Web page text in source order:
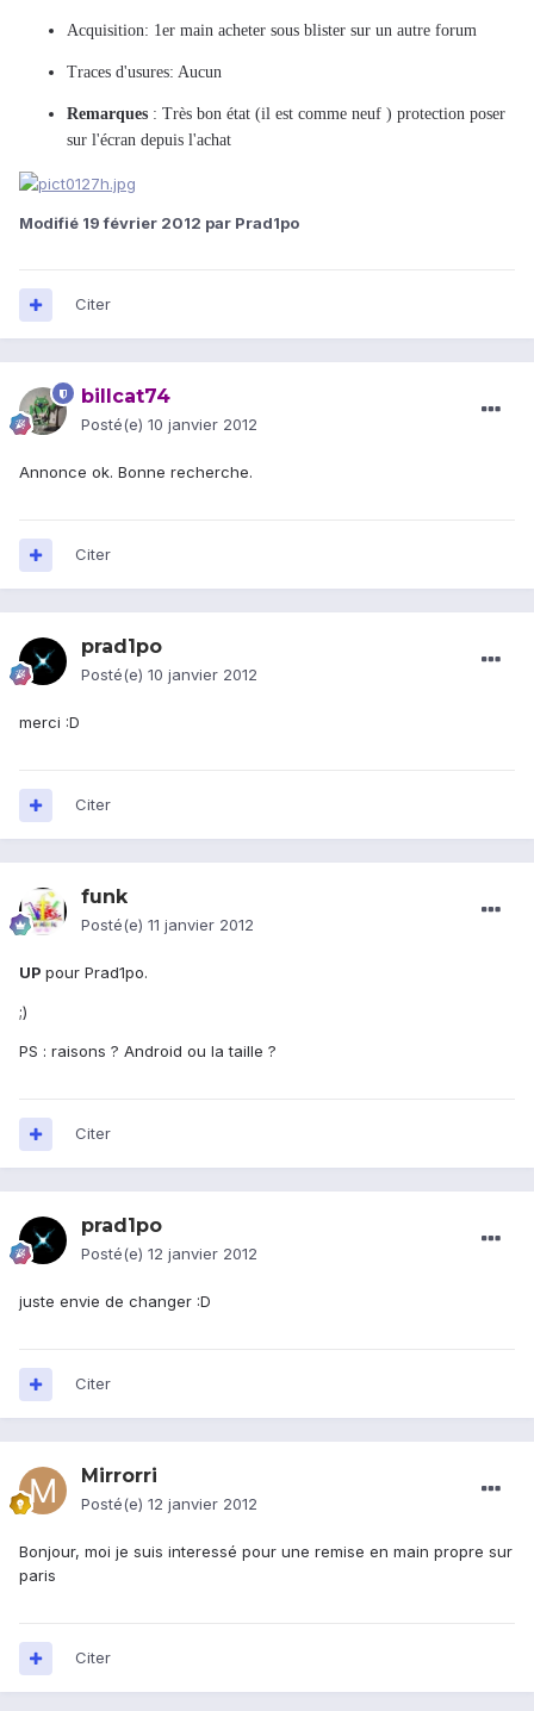
Acquisition: 1er main acheter sous blister sur un autre forum
Traces d'usures: Aucun
Remarques : Très bon état (il est comme neuf ) protection poser
sur l'écran depuis l'achat
Modifié 19 février 2012 par Prad1po
Citer
billcat74
Posté(e) 10 janvier 2012
Annonce ok. Bonne recherche.
Citer
prad1po
Posté(e) 10 janvier 2012
merci :D
Citer
funk
Posté(e) 11 janvier 2012
UP pour Prad1po.
;)
PS : raisons ? Android ou la taille ?
Citer
prad1po
Posté(e) 12 janvier 2012
juste envie de changer :D
Citer
Mirrorri
Posté(e) 12 janvier 2012
Bonjour, moi je suis interessé pour une remise en main propre sur
paris
Citer